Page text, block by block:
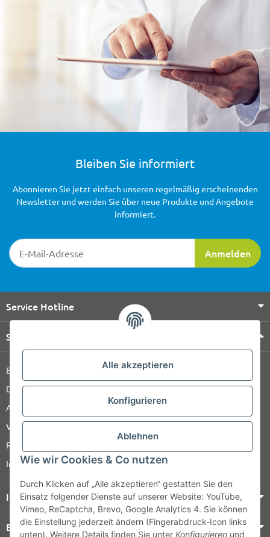
Alle akzeptieren
Konfigurieren
Ablehnen
Wie wir Cookies & Co nutzen
Durch Klicken auf „Alle akzeptieren“ gestatten Sie den
Einsatz folgender Dienste auf unserer Website: YouTube,
Vimeo, ReCaptcha, Brevo, Google Analytics 4. Sie können
die Einstellung jederzeit ändern (Fingerabdruck-Icon links
unten). Weitere Details finden Sie unter Konfigurieren und
Bleiben Sie informiert
Newsletter-Registrierung
Anmelden
Abonnieren Sie jetzt einfach unseren regelmäßig erscheinenden
Newsletter und werden Sie über neue Produkte und Angebote
informiert.
Service Hotline
Shop Service
Barrierefreiheitserklärung
Datenschutz
AGB
Versandinformationen
Retour
Impressum
Informationen
Bezahlung & Versand